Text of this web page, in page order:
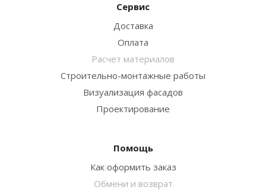
Сервис
Доставка
Оплата
Расчет материалов
Строительно-монтажные работы
Визуализация фасадов
Проектирование
Помощь
Как оформить заказ
Обмени и возврат